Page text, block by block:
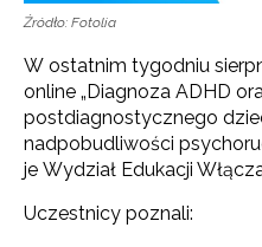
Źródło: Fotolia
W ostatnim tygodniu
online „Diagnoza ADHD
postdiagnostycznego
nadpobudliwości
je Wydział Edukacji
Uczestnicy poznali: